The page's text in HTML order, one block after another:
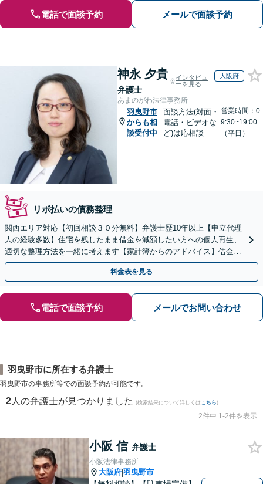
電話で面談予約 メールで面談予約
神永 夕貴
弁護士
インタビュ
ーを見る
大阪府
あまのがわ法律事務所
羽曳野市
からも相
談受付中
面談方法(対面・
電話・ビデオな
ど)は応相談
営業時間：0
9:30~19:00
（平日）
リボ払いの債務整理
関西エリア対応【初回相談３０分無料】弁護士歴10年以上【申立代理
人の経験多数】住宅を残したまま借金を減額したい方への個人再生、
適切な整理方法を一緒に考えます【家計簿からのアドバイス】借金を
繰り返さない生活再建を目指しましょう。
料金表を見る
電話で面談予約 メールでお問い合わせ
羽曳野市に所在する弁護士
羽曳野市の事務所等での面談予約が可能です。
2 人の弁護士が見つかりました (検索結果について詳しくは こちら)
2件中 1-2件を表示
小阪 信 弁護士
小阪法律事務所
大阪府|羽曳野市